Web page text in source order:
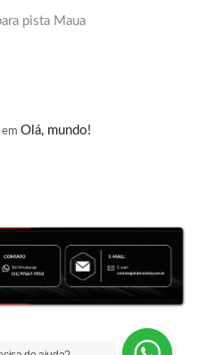
pista Maua
em Olá, mundo!